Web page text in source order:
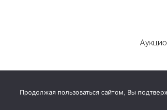
Продолжая пользоваться сайтом, Вы